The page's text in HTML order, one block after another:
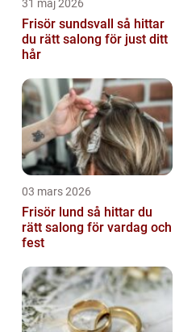
31 maj 2026
Frisör sundsvall så hittar
du rätt salong för just ditt
hår
03 mars 2026
Frisör lund så hittar du
rätt salong för vardag och
fest